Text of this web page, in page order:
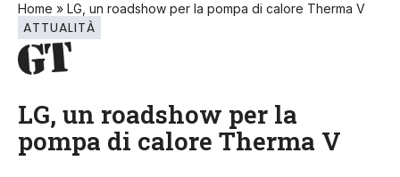
Home » LG, un roadshow per la pompa di calore Therma V
ATTUALITÀ
LG, un roadshow per la
pompa di calore Therma V